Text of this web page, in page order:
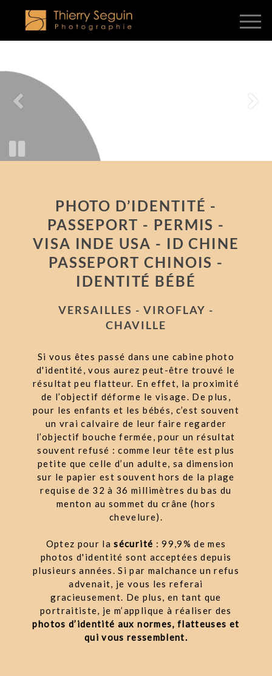
PHOTO D’IDENTITÉ -
PASSEPORT - PERMIS -
VISA INDE USA - ID CHINE
PASSEPORT CHINOIS -
IDENTITÉ BÉBÉ
VERSAILLES - VIROFLAY -
CHAVILLE
Si vous êtes passé dans une cabine photo
d'identité, vous aurez peut-être trouvé le
résultat peu flatteur. En effet, la proximité
de l’objectif déforme le visage. De plus,
pour les enfants et les bébés, c’est souvent
un vrai calvaire de leur faire regarder
l’objectif bouche fermée, pour un résultat
souvent refusé : comme leur tête est plus
petite que celle d’un adulte, sa dimension
sur le papier est souvent hors de la plage
requise de 32 à 36 millimètres du bas du
menton au sommet du crâne (hors
chevelure).
Optez pour lasécurité : 99,9% de mes
photos d'identité sont acceptées depuis
plusieurs années. Si par malchance un refus
advenait, je vous les referai
gracieusement. De plus, en tant que
portraitiste, je m’applique à réaliser des
photos d’identité aux normes, flatteuses et
qui vous ressemblent.